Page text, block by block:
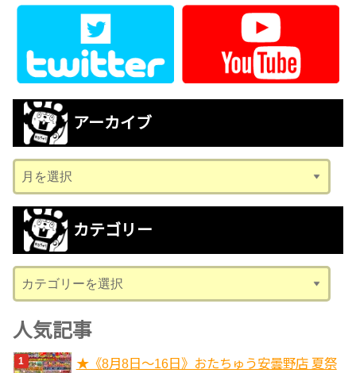
アーカイブ
ー
カ
ブ
カテゴリー
テ
ゴ
リ
ー
人気記事
★《8月8日～16日》おたちゅう安曇野店 夏祭